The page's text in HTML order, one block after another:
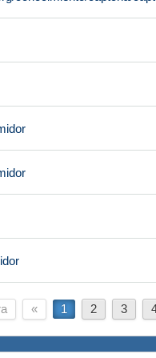
« 1 2 3